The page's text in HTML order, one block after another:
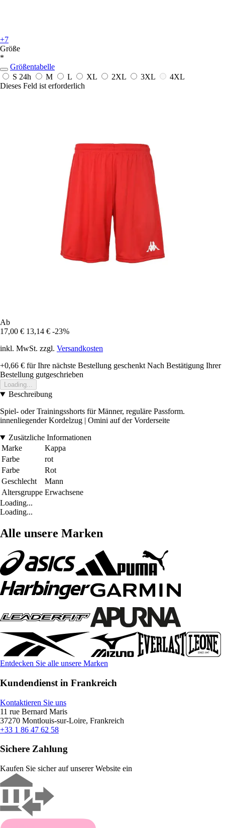
+7
Größe
*
Größentabelle
S 24h M L XL 2XL 3XL
4XL
Dieses Feld ist erforderlich
Ab
17,00 € 13,14 € -23%
inkl. MwSt. zzgl. Versandkosten
+0,66 € für Ihre nächste Bestellung geschenkt Nach Bestätigung Ihrer
Bestellung gutgeschrieben
Loading...
Beschreibung
Spiel- oder Trainingsshorts für Männer, reguläre Passform.
innenliegender Kordelzug | Omini auf der Vorderseite
Zusätzliche Informationen
Marke
Kappa
Farbe
rot
Farbe
Rot
Geschlecht
Mann
Altersgruppe Erwachsene
Loading...
Loading...
Alle unsere Marken
Entdecken Sie alle unsere Marken
Kundendienst in Frankreich
Kontaktieren Sie uns
11 rue Bernard Maris
37270 Montlouis-sur-Loire, Frankreich
+33 1 86 47 62 58
Sichere Zahlung
Kaufen Sie sicher auf unserer Website ein